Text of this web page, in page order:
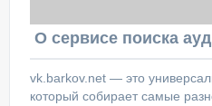
vk.barkov.net — это
который собирает самые